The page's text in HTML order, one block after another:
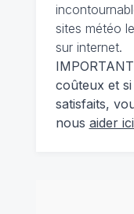
sites météo
sur internet.
coûteux et
satisfaits,
nous aider